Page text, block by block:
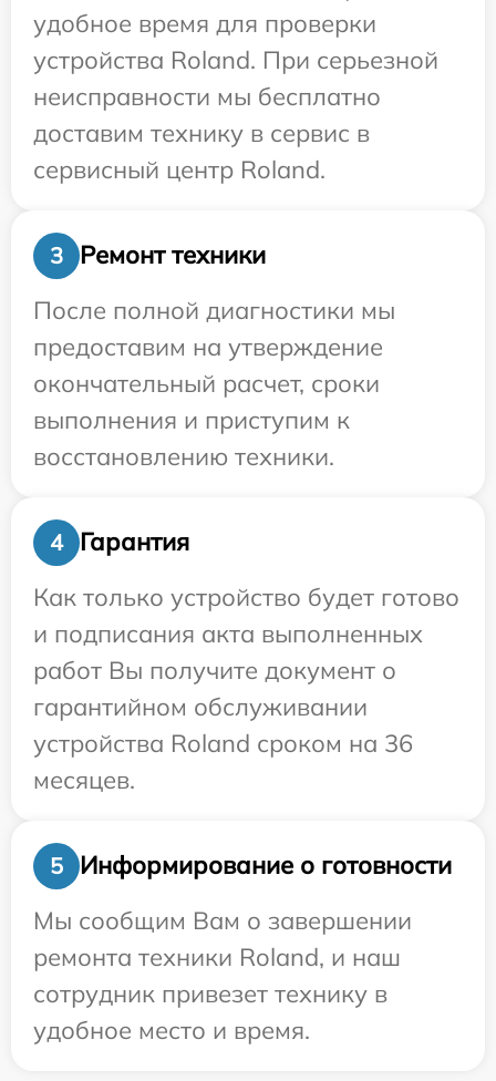
удобное время для проверки
устройства Roland. При серьезной
неисправности мы бесплатно
доставим технику в сервис в
сервисный центр Roland.
3
Ремонт техники
После полной диагностики мы
предоставим на утверждение
окончательный расчет, сроки
выполнения и приступим к
восстановлению техники.
4
Гарантия
Как только устройство будет готово
и подписания акта выполненных
работ Вы получите документ о
гарантийном обслуживании
устройства Roland сроком на 36
месяцев.
5
Информирование о готовности
Мы сообщим Вам о завершении
ремонта техники Roland, и наш
сотрудник привезет технику в
удобное место и время.